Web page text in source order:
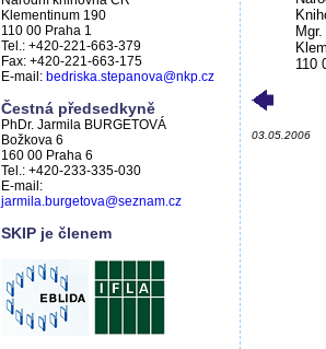
Klementinum 190
110 00 Praha 1
Tel.: +420-221-663-379
Fax: +420-221-663-175
E-mail: bedriska.stepanova@nkp.cz
Čestná předsedkyně
PhDr. Jarmila BURGETOVÁ
Božkova 6
160 00 Praha 6
Tel.: +420-233-335-030
E-mail:
jarmila.burgetova@seznam.cz
SKIP je členem
110
03.05.2006